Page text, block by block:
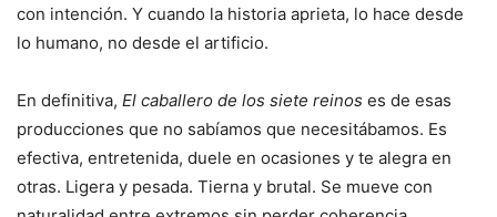
con intención. Y cuando la historia aprieta, lo hace desde
lo humano, no desde el artificio.
En definitiva, El caballero de los siete reinos es de esas
producciones que no sabíamos que necesitábamos. Es
efectiva, entretenida, duele en ocasiones y te alegra en
otras. Ligera y pesada. Tierna y brutal. Se mueve con